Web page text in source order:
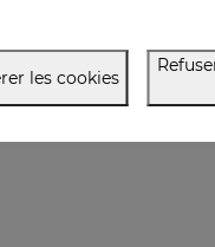
les cookies